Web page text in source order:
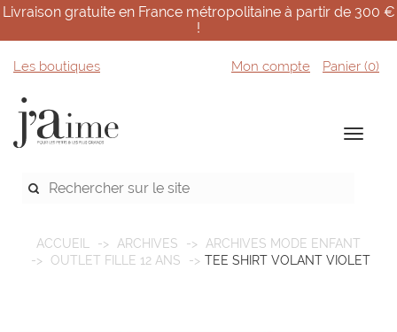
Livraison gratuite en France métropolitaine à partir de 300 €
!
Les boutiques Mon compte Panier (0)
ACCUEIL ARCHIVES
ARCHIVES MODE ENFANT
OUTLET FILLE 12 ANS
TEE SHIRT VOLANT VIOLET